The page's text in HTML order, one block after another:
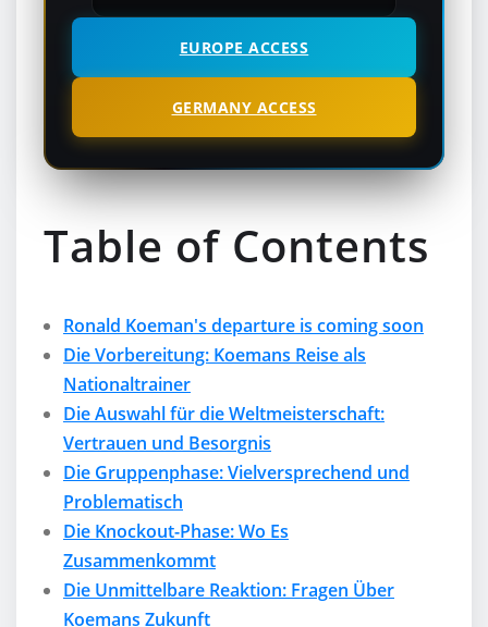
EUROPE ACCESS
GERMANY ACCESS
Table of Contents
Ronald Koeman's departure is coming soon
Die Vorbereitung: Koemans Reise als
Nationaltrainer
Die Auswahl für die Weltmeisterschaft:
Vertrauen und Besorgnis
Die Gruppenphase: Vielversprechend und
Problematisch
Die Knockout-Phase: Wo Es
Zusammenkommt
Die Unmittelbare Reaktion: Fragen Über
Koemans Zukunft